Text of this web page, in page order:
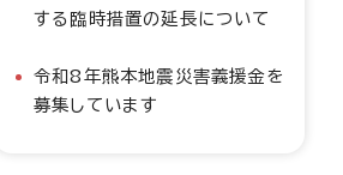
する臨時措置の延長について
令和8年熊本地震災害義援金を
募集しています